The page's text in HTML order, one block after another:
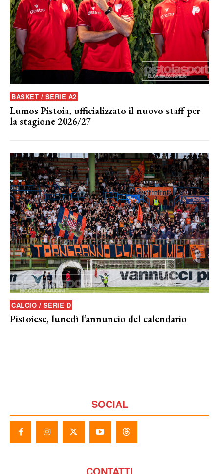
BASKET / SERIE A2
Lumos Pistoia, ufficializzato il nuovo staff per
la stagione 2026/27
CALCIO / SERIE D
Pistoiese, lunedì l’annuncio del calendario
SOCIAL
CONTATTI